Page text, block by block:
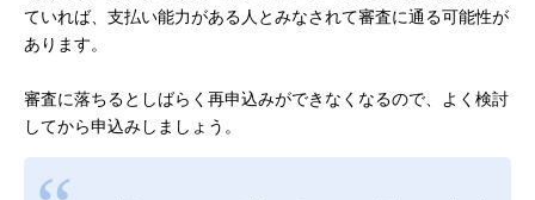
ていれば、支払い能力がある人とみなされて審査に通る可能性が
あります。
審査に落ちるとしばらく再申込みができなくなるので、よく検討
してから申込みしましょう。